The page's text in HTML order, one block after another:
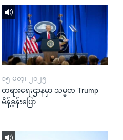
၁၅ မတ္၊ ၂၀၂၅
တရားရေးဌာနမှာ သမ္မတ Trump
မိန့်ခွန်းပြော